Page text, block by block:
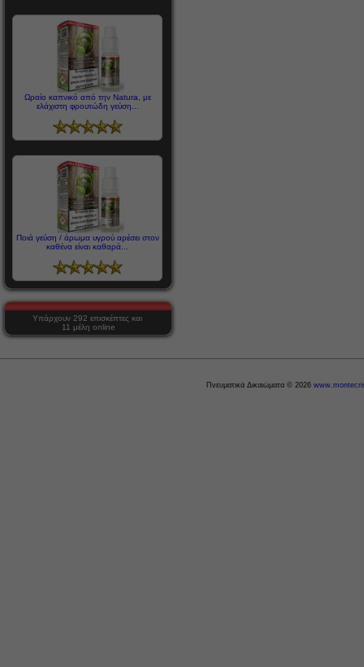
Ωραίο καπνικό από την Natura, με
ελάχιστη φρουτώδη γεύση...
Ποιά γεύση / άρωμα υγρού αρέσει στον
καθένα είναι καθαρά...
Υπάρχουν 292 επισκέπτες και
11 μέλη online
Πνευματικά Δικαιώματα © 2026